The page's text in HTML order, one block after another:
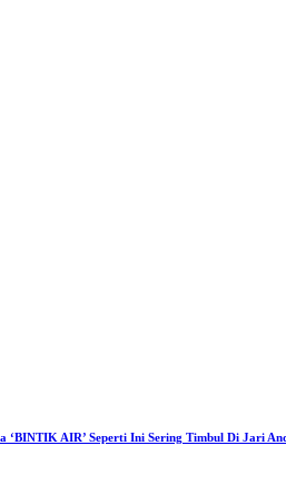
‘BINTIK AIR’ Seperti Ini Sering Timbul Di Jari